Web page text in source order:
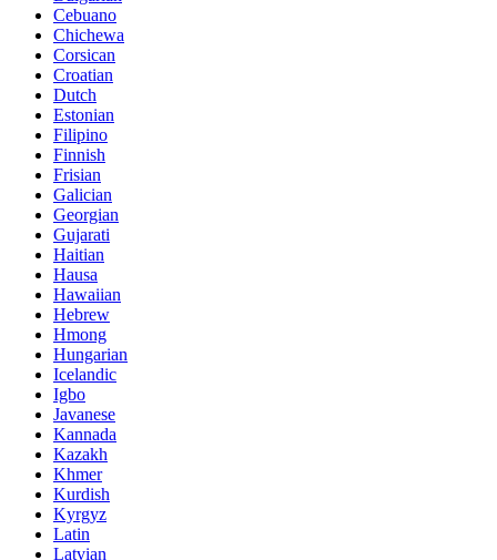
Cebuano
Chichewa
Corsican
Croatian
Dutch
Estonian
Filipino
Finnish
Frisian
Galician
Georgian
Gujarati
Haitian
Hausa
Hawaiian
Hebrew
Hmong
Hungarian
Icelandic
Igbo
Javanese
Kannada
Kazakh
Khmer
Kurdish
Kyrgyz
Latin
Latvian